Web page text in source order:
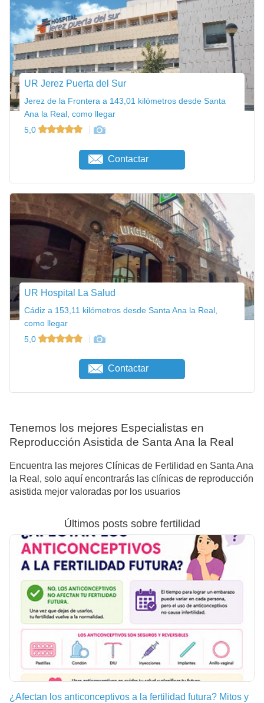
UR Jerez Puerta del Sur
Jerez de la Frontera a 143,01 kilómetros desde Santa
Ana la Real, como llegar
5,0
Contactar
UR Hospital La Salud
Cádiz a 153,11 kilómetros desde Santa Ana la Real,
como llegar
5,0
Contactar
Tenemos los mejores Especialistas en
Reproducción Asistida de Santa Ana la Real
Encuentra las mejores Clínicas de Fertilidad en Santa Ana
la Real, solo aquí encontrarás las clínicas de reproducción
asistida mejor valoradas por los usuarios
Últimos posts sobre fertilidad
¿Afectan los anticonceptivos a la fertilidad futura? Mitos y